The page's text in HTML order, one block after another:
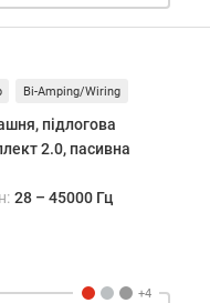
Bi-Amping/Wiring
підлогова
2.0, пасивна
28 – 45000 Гц